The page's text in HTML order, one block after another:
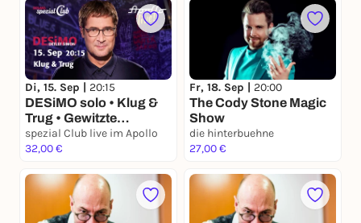
Di, 15. Sep | 20:15
DESiMO solo • Klug &
Trug • Gewitzte
Zauberkunst
spezial Club live im Apollo
32,00 €
Fr, 18. Sep | 20:00
The Cody Stone Magic
Show
die hinterbuehne
27,00 €